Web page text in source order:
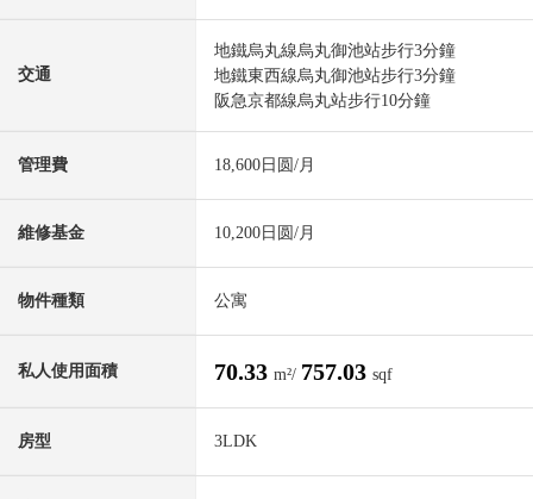
交通
地鐵烏丸線烏丸御池站步行3分鐘
地鐵東西線烏丸御池站步行3分鐘
阪急京都線烏丸站步行10分鐘
管理費 18,600日圆/月
維修基金 10,200日圆/月
物件種類 公寓
私人使用面積 70.33 m²/ 757.03 sqf
房型 3LDK